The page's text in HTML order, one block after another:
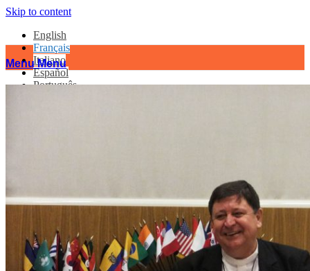
Skip to content
English
Français
Italiano
Español
Português
MenuMenu